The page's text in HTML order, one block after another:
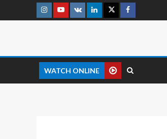
WATCH ONLINE